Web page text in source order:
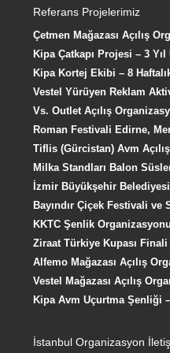
Referans Projelerimiz
Çetmen Mağazası Açılış
Kipa Çatkapı Projesi – 3 Yıl
Kipa Kortej Ekibi – 8
Vestel Yürüyen Reklam
Vs. Outlet Açılış
Roman Festivali Edirne,
Tiflis (Gürcistan) Avm
Milka Standları Balon
İzmir Büyükşehir
Bayındır Çiçek Festivali ve
KKTC Şenlik
Ziraat Türkiye Kupası Finali
Alfemo Mağazası Açılış
Vestel Mağazası Açılış
Kipa Avm Uçurtma Şenliği
İstanbul Organizasyon